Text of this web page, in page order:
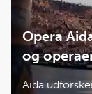
Opera
og
Aida